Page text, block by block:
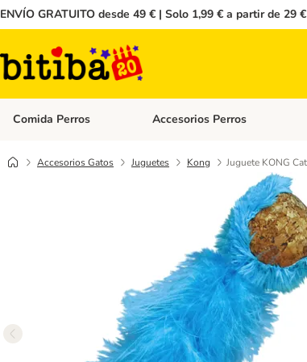
ENVÍO GRATUITO desde 49 € | Solo 1,99 € a partir de 29 €
Comida Perros Menú de categoria abierto:
Accesorios Perros
Accesorios Gatos Juguetes Kong Juguete KONG